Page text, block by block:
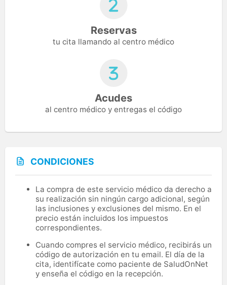
Reservas
tu cita llamando al centro médico
Acudes
al centro médico y entregas el código
CONDICIONES
La compra de este servicio médico da derecho a
su realización sin ningún cargo adicional, según
las inclusiones y exclusiones del mismo. En el
precio están incluidos los impuestos
correspondientes.
Cuando compres el servicio médico, recibirás un
código de autorización en tu email. El día de la
cita, identifícate como paciente de SaludOnNet
y enseña el código en la recepción.